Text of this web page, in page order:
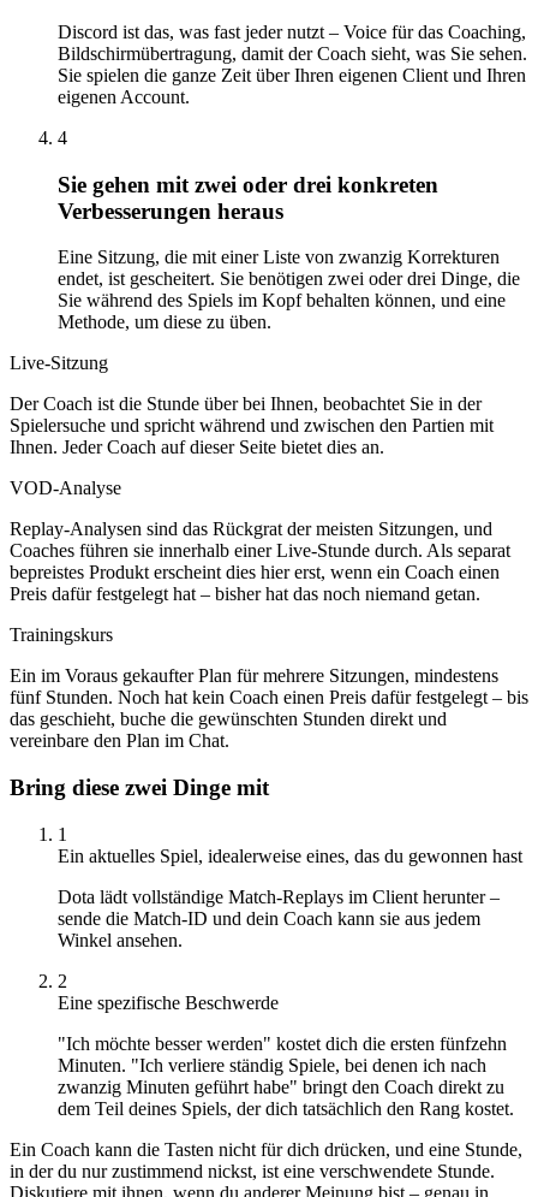
Discord ist das, was fast jeder nutzt – Voice für das Coaching,
Bildschirmübertragung, damit der Coach sieht, was Sie sehen.
Sie spielen die ganze Zeit über Ihren eigenen Client und Ihren
eigenen Account.
4
Sie gehen mit zwei oder drei konkreten
Verbesserungen heraus
Eine Sitzung, die mit einer Liste von zwanzig Korrekturen
endet, ist gescheitert. Sie benötigen zwei oder drei Dinge, die
Sie während des Spiels im Kopf behalten können, und eine
Methode, um diese zu üben.
Live-Sitzung
Der Coach ist die Stunde über bei Ihnen, beobachtet Sie in der
Spielersuche und spricht während und zwischen den Partien mit
Ihnen. Jeder Coach auf dieser Seite bietet dies an.
VOD-Analyse
Replay-Analysen sind das Rückgrat der meisten Sitzungen, und
Coaches führen sie innerhalb einer Live-Stunde durch. Als separat
bepreistes Produkt erscheint dies hier erst, wenn ein Coach einen
Preis dafür festgelegt hat – bisher hat das noch niemand getan.
Trainingskurs
Ein im Voraus gekaufter Plan für mehrere Sitzungen, mindestens
fünf Stunden. Noch hat kein Coach einen Preis dafür festgelegt – bis
das geschieht, buche die gewünschten Stunden direkt und
vereinbare den Plan im Chat.
Bring diese zwei Dinge mit
1
Ein aktuelles Spiel, idealerweise eines, das du gewonnen hast
Dota lädt vollständige Match-Replays im Client herunter –
sende die Match-ID und dein Coach kann sie aus jedem
Winkel ansehen.
2
Eine spezifische Beschwerde
"Ich möchte besser werden" kostet dich die ersten fünfzehn
Minuten. "Ich verliere ständig Spiele, bei denen ich nach
zwanzig Minuten geführt habe" bringt den Coach direkt zu
dem Teil deines Spiels, der dich tatsächlich den Rang kostet.
Ein Coach kann die Tasten nicht für dich drücken, und eine Stunde,
in der du nur zustimmend nickst, ist eine verschwendete Stunde.
Diskutiere mit ihnen, wenn du anderer Meinung bist – genau in